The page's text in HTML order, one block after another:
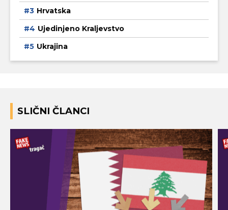
Hrvatska
Ujedinjeno Kraljevstvo
Ukrajina
SLIČNI ČLANCI